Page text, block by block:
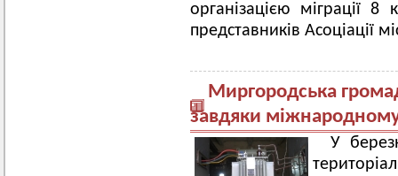
організацією міграції
представників Асоціації
Миргородська
завдяки
У